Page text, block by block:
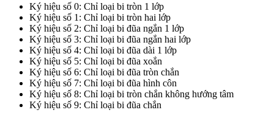
Ký hiệu số 0: Chỉ loại bi tròn 1 lớp
Ký hiệu số 1: Chỉ loại bi tròn hai lớp
Ký hiệu số 2: Chỉ loại bi đũa ngắn 1 lớp
Ký hiệu số 3: Chỉ loại bi đũa ngắn hai lớp
Ký hiệu số 4: Chỉ loại bi đũa dài 1 lớp
Ký hiệu số 5: Chỉ loại bi đũa xoắn
Ký hiệu số 6: Chỉ loại bi đũa tròn chắn
Ký hiệu số 7: Chỉ loại bi đũa hình côn
Ký hiệu số 8: Chỉ loại bi tròn chắn không hướng tâm
Ký hiệu số 9: Chỉ loại bi đũa chắn